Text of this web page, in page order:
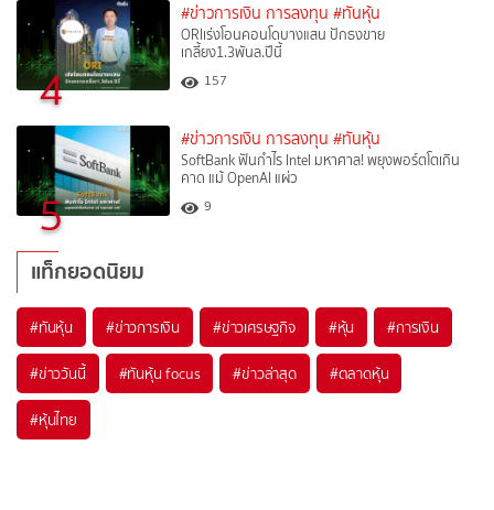
4
#ข่าวการเงิน การลงทุน #ทันหุ้น
ORIเร่งโอนคอนโดบางแสน ปักธงขาย
เกลี้ยง1.3พันล.ปีนี้
157
5
#ข่าวการเงิน การลงทุน #ทันหุ้น
SoftBank ฟันกำไร Intel มหาศาล! พยุงพอร์ตโตเกิน
คาด แม้ OpenAI แผ่ว
9
แท็กยอดนิยม
#ทันหุ้น #ข่าวการเงิน #ข่าวเศรษฐกิจ #หุ้น #การเงิน
#ข่าววันนี้ #ทันหุ้น focus #ข่าวล่าสุด #ตลาดหุ้น
#หุ้นไทย